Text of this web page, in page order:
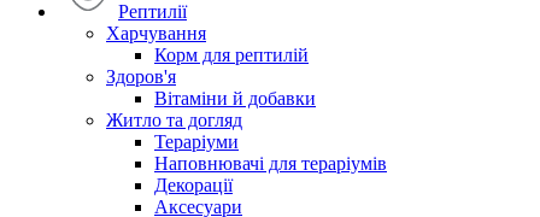
Рептилії
Харчування
Корм для рептилій
Здоров'я
Вітаміни й добавки
Житло та догляд
Тераріуми
Наповнювачі для тераріумів
Декорації
Аксесуари